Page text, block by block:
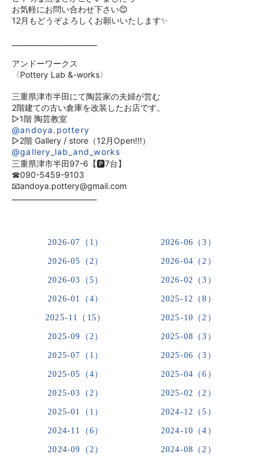
お気軽にお問い合わせ下さい😊
12月もどうぞよろしくお願いいたします✨
アンドーワークス
〈Pottery Lab &-works〉
三重県津市半田にて陶芸家の夫婦が営む
2階建ての古い倉庫を改装したお店です。
▷1階 陶芸教室
@andoya.pottery
▷2階 Gallery / store（12月Open!!!）
@gallery_lab_and_works
三重県津市半田97-6【🅿︎7台】
☎︎090-5459-9103
📧andoya.pottery@gmail.com
2026-07（1） 2026-06（3）
2026-05（2） 2026-04（2）
2026-03（5） 2026-02（3）
2026-01（4） 2025-12（8）
2025-11（15） 2025-10（2）
2025-09（2） 2025-08（3）
2025-07（1） 2025-06（3）
2025-05（4） 2025-04（6）
2025-03（2） 2025-02（2）
2025-01（1） 2024-12（5）
2024-11（6） 2024-10（4）
2024-09（2） 2024-08（2）